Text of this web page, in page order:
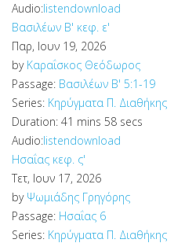
Audio:listendownload
Βασιλέων Β' κεφ. ε'
Παρ, Ιουν 19, 2026
by Καραΐσκος Θεόδωρος
Passage: Βασιλέων Β' 5:1-19
Series: Κηρύγματα Π. Διαθήκης
Duration: 41 mins 58 secs
Audio:listendownload
Ησαΐας κεφ. ς'
Τετ, Ιουν 17, 2026
by Ψωμιάδης Γρηγόρης
Passage: Ησαΐας 6
Series: Κηρύγματα Π. Διαθήκης